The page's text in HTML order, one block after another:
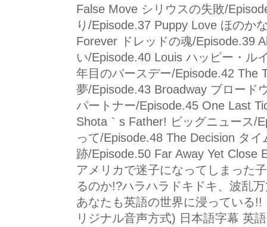
False Move シリウスの失敗/
り/Episode.37 Puppy Love ほのか
Forever ドレッドの魂/Episode.39
い/Episode.40 Louis ハッピー・ル
年目のバースデー/Episode.42 The
夢/Episode.43 Broadway ブロード
パートナー/Episode.45 One Last
Shota｀s Father! ビッグニュース/
って/Episode.48 The Decision タ
跡/Episode.50 Far Away Yet Close
アメリカで迷子になってしまった
るのか!?ハラハラドキドキ、波乱
あなたも英語の世界に浸っている
リジナル音声方式) 日本語字幕 英